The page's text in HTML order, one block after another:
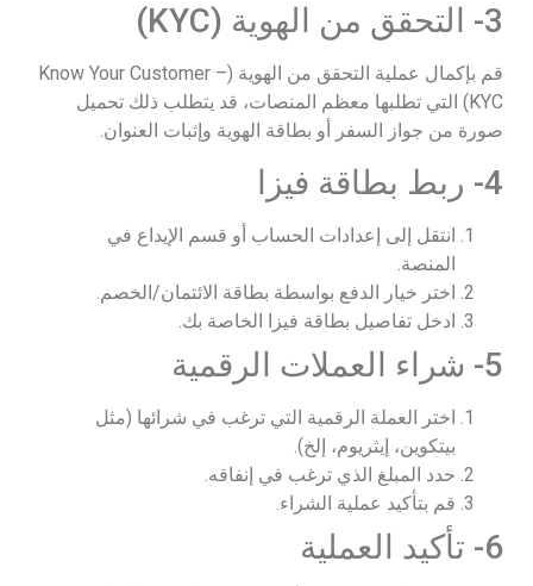
3- التحقق من الهوية (KYC)
قم بإكمال عملية التحقق من الهوية (Know Your Customer –
KYC) التي تطلبها معظم المنصات، قد يتطلب ذلك تحميل
صورة من جواز السفر أو بطاقة الهوية وإثبات العنوان.
4- ربط بطاقة فيزا
انتقل إلى إعدادات الحساب أو قسم الإيداع في
المنصة.
اختر خيار الدفع بواسطة بطاقة الائتمان/الخصم.
ادخل تفاصيل بطاقة فيزا الخاصة بك.
5- شراء العملات الرقمية
اختر العملة الرقمية التي ترغب في شرائها (مثل
بيتكوين، إيثريوم، إلخ).
حدد المبلغ الذي ترغب في إنفاقه.
قم بتأكيد عملية الشراء.
6- تأكيد العملية